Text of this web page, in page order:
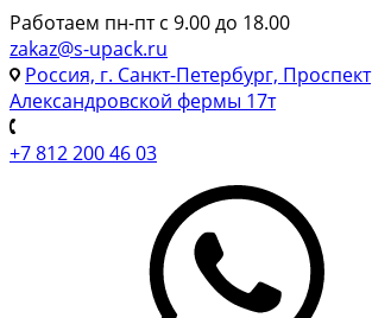
Работаем пн-пт с 9.00 до 18.00
zakaz@s-upack.ru
Россия, г. Санкт-Петербург, Проспект
Александровской фермы 17т
+7 812 200 46 03